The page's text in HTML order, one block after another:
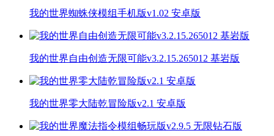
我的世界蜘蛛侠模组手机版v1.02 安卓版
我的世界自由创造无限可能v3.2.15.265012 基岩版
我的世界零大陆乾冒险版v2.1 安卓版